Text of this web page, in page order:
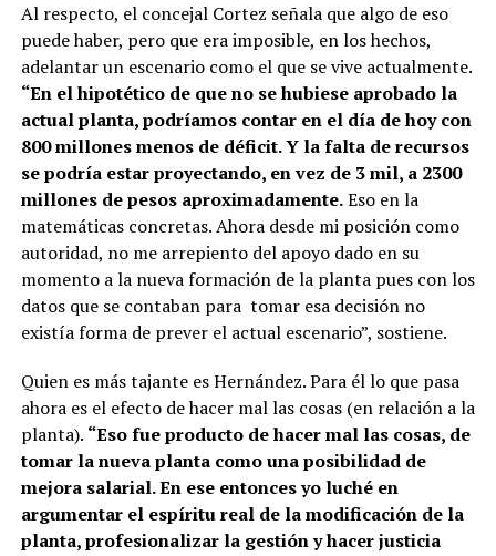
Al respecto, el concejal Cortez señala que algo de eso
puede haber, pero que era imposible, en los hechos,
adelantar un escenario como el que se vive actualmente.
“En el hipotético de que no se hubiese aprobado la
actual planta, podríamos contar en el día de hoy con
800 millones menos de déficit. Y la falta de recursos
se podría estar proyectando, en vez de 3 mil, a 2300
millones de pesos aproximadamente.Eso en la
matemáticas concretas. Ahora desde mi posición como
autoridad, no me arrepiento del apoyo dado en su
momento a la nueva formación de la planta pues con los
datos que se contaban para tomar esa decisión no
existía forma de prever el actual escenario”, sostiene.
Quien es más tajante es Hernández. Para él lo que pasa
ahora es el efecto de hacer mal las cosas (en relación a la
planta). “Eso fue producto de hacer mal las cosas, de
tomar la nueva planta como una posibilidad de
mejora salarial. En ese entonces yo luché en
argumentar el espíritu real de la modificación de la
planta, profesionalizar la gestión y hacer justicia